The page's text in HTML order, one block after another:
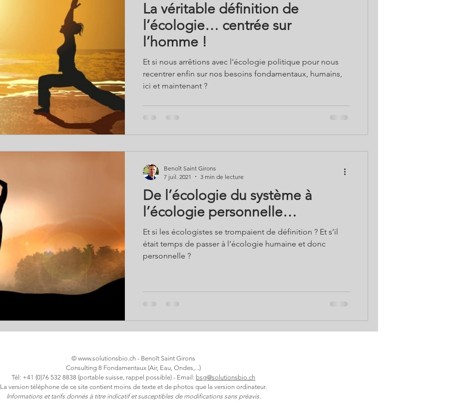
La véritable définition de
l’écologie… centrée sur
l’homme !
Et si nous arrêtions avec l'écologie politique pour nous
recentrer enfin sur nos besoins fondamentaux, humains,
ici et maintenant ?
De l’écologie du système à
l’écologie personnelle…
Et si les écologistes se trompaient de définition ? Et s’il
était temps de passer à l’écologie humaine et donc
personnelle ?
Benoît Saint Girons
7 juil. 2021
3 min de lecture
© www.solutionsbio.ch - Benoît Saint Girons
Consulting 8 Fondamentaux (Air, Eau, Ondes,...)
Tél: +41 (0)76 532 8838 (portable suisse, rappel possible) - Email: bsg@solutionsbio.ch
La version téléphone de ce site contient moins de texte et de photos que la version ordinateur.
​Informations et tarifs donnés à titre indicatif et susceptibles de modifications sans préavis.